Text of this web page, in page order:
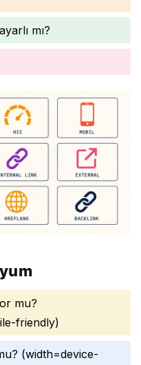
mı?
mu?
friendly)
(width=device-